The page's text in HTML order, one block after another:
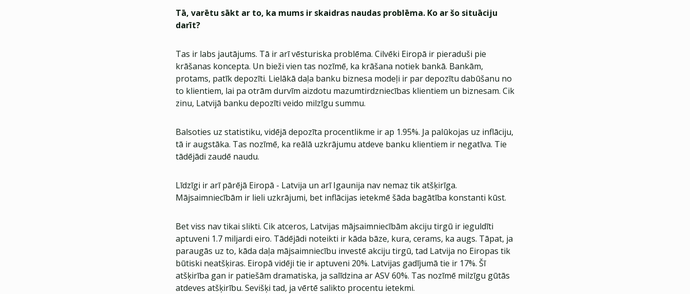
Tā, varētu sākt ar to, ka mums ir skaidras naudas problēma. Ko ar šo situāciju
darīt?
Tas ir labs jautājums. Tā ir arī vēsturiska problēma. Cilvēki Eiropā ir pieraduši pie
krāšanas koncepta. Un bieži vien tas nozīmē, ka krāšana notiek bankā. Bankām,
protams, patīk depozīti. Lielākā daļa banku biznesa modeļi ir par depozītu dabūšanu no
to klientiem, lai pa otrām durvīm aizdotu mazumtirdzniecības klientiem un biznesam. Cik
zinu, Latvijā banku depozīti veido milzīgu summu.
Balsoties uz statistiku, vidējā depozīta procentlikme ir ap 1.95%. Ja palūkojas uz inflāciju,
tā ir augstāka. Tas nozīmē, ka reālā uzkrājumu atdeve banku klientiem ir negatīva. Tie
tādējādi zaudē naudu.
Līdzīgi ir arī pārējā Eiropā - Latvija un arī Igaunija nav nemaz tik atšķirīga.
Mājsaimniecībām ir lieli uzkrājumi, bet inflācijas ietekmē šāda bagātība konstanti kūst.
Bet viss nav tikai slikti. Cik atceros, Latvijas mājsaimniecībām akciju tirgū ir ieguldīti
aptuveni 1.7 miljardi eiro. Tādējādi noteikti ir kāda bāze, kura, cerams, ka augs. Tāpat, ja
paraugās uz to, kāda daļa mājsaimniecību investē akciju tirgū, tad Latvija no Eiropas tik
būtiski neatšķiras. Eiropā vidēji tie ir aptuveni 20%. Latvijas gadījumā tie ir 17%. Šī
atšķirība gan ir patiešām dramatiska, ja salīdzina ar ASV 60%. Tas nozīmē milzīgu gūtās
atdeves atšķirību. Sevišķi tad, ja vērtē salikto procentu ietekmi.